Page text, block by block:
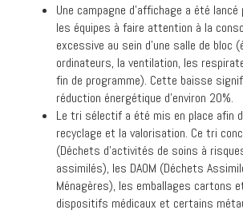
Une campagne d’affichage a été
les équipes à faire attention à la
excessive au sein d’une salle de bloc
ordinateurs, la ventilation, les
fin de programme). Cette baisse
réduction énergétique d’environ 20%.
Le tri sélectif a été mis en place afin
recyclage et la valorisation. Ce tri
(Déchets d’activités de soins à
assimilés), les DAOM (Déchets
Ménagères), les emballages cartons
dispositifs médicaux et certains